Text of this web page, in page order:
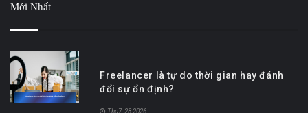
Mới Nhất
Freelancer là tự do thời gian hay đánh
đổi sự ổn định?
Thg7, 28 2026